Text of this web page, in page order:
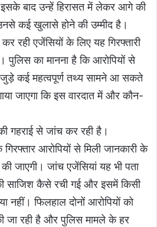
इसके बाद उन्हें हिरासत में लेकर आगे की
कई खुलासे होने की उम्मीद है।
रही एजेंसियों के लिए यह गिरफ्तारी
पुलिस का मानना है कि आरोपियों से
कई महत्वपूर्ण तथ्य सामने आ सकते
जाएगा कि इस वारदात में और कौन-
गहराई से जांच कर रही है।
आरोपियों से मिली जानकारी के
जाएगी। जांच एजेंसियां यह भी पता
साजिश कैसे रची गई और इसमें किसी
नहीं। फिलहाल दोनों आरोपियों को
जा रही है और पुलिस मामले के हर